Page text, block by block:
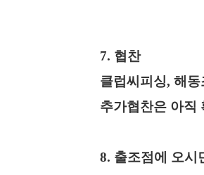
7. 협찬
클럽씨피싱, 해동
추가협찬은 아직
8. 출조점에 오시